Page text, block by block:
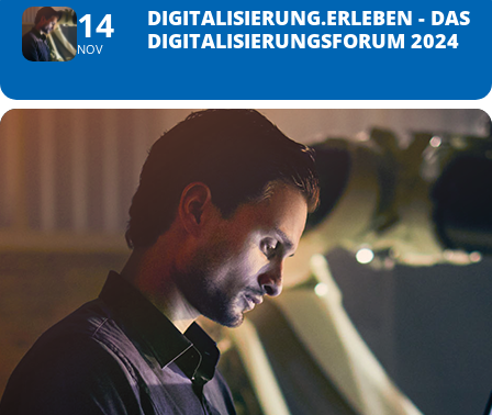
14
NOV
DIGITALISIERUNG.ERLEBEN - DAS
DIGITALISIERUNGSFORUM 2024